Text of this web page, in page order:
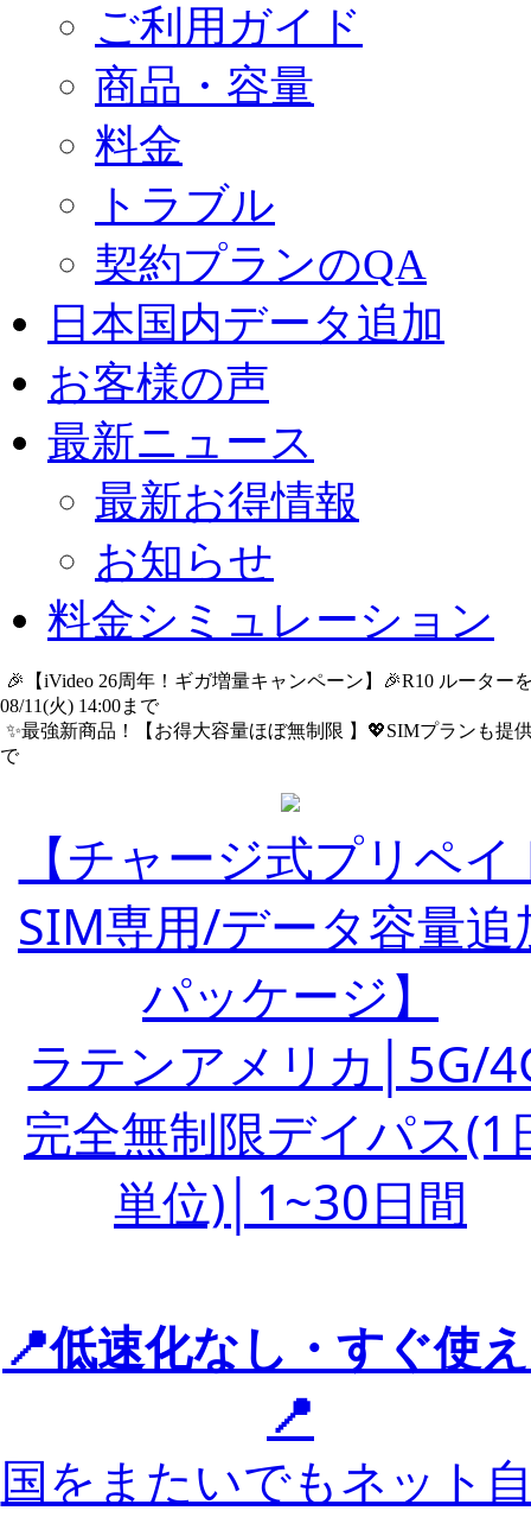
ご利用ガイド
商品・容量
料金
トラブル
契約プランのQA
日本国内データ追加
お客様の声
最新ニュース
最新お得情報
お知らせ
料金シミュレーション
🎉【iVideo 26周年！ギガ増量キャンペーン】🎉R10 ルータ
08/11(火) 14:00まで
✨️最強新商品！【お得大容量ほぼ無制限 】💖SIMプランも提
で
【チャージ式プリペイ
SIM専用/データ容量追
パッケージ】
ラテンアメリカ│5G/
完全無制限デイパス(1
単位)│1~30日間
📍低速化なし・すぐ使
📍
国をまたいでもネット